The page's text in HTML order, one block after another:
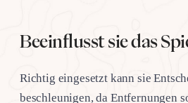
Beeinflusst sie das
Richtig eingesetzt kann sie
beschleunigen, da Entfernungen